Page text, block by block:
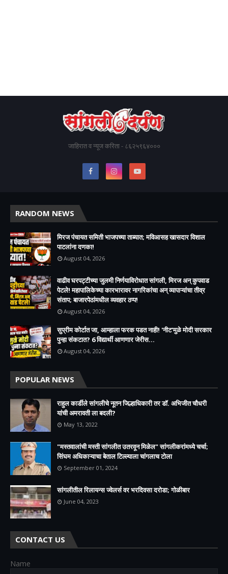
जाहिरात व न्यूज करिता - ८६२५९६४०००
RANDOM NEWS
मिरज पंचायत समिती भाजपच्या ताब्यात; मविआसह खासदार विशाल
पाटलांना दणका!
August 04, 2026
वाढीव घरपट्टीच्या जुलमी निर्णयाविरोधात सांगली, मिरज अन् कुपवाड
पेटले! महापालिकेच्या कारभारावर नागरिकांचा अन् व्यापाऱ्यांचा तीव्र
संताप; बाजारपेठांमधील व्यवहार ठप्प!​
August 04, 2026
सुप्रीम कोर्टात जा, आम्हाला फरक पडत नाही! 'नीट'मुळे मोदी सरकार
पुन्हा संकटात? 6 विद्यार्थी आणणार जेरीस...
August 04, 2026
POPULAR NEWS
राहुल कार्डीले सांगलीचे नूतन जिल्हाधिकारी तर डॉ. अभिजीत चौधरी
यांची अमरावती ला बदली?
May 13, 2022
"मस्तवालांची मस्ती सांगलीत उतरवून मिळेल" सांगलीकरांमध्ये चर्चा;
सिंघम अधिकाऱ्याचा बेताल टिल्ल्याला चांगलाच टोला
September 01, 2024
सांगलीतील रिलायन्स ज्वेलर्स वर भरदिवसा दरोडा; गोळीबार
June 04, 2023
CONTACT US
Name